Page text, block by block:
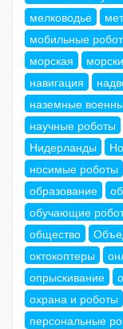
мелководье
мобильные
морская
навигация
наземные
научные роботы
Нидерланды
носимые роботы
образование
обучающие
общество
октокоптеры
опрыскивание
охрана и роботы
персональные